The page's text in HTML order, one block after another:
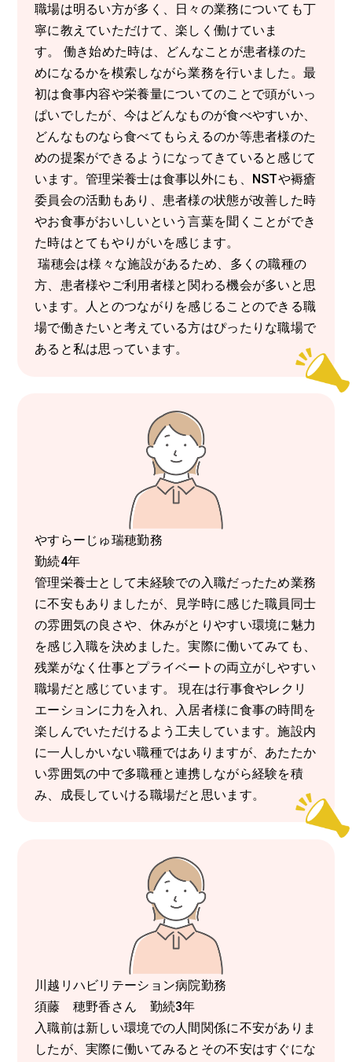
職場は明るい方が多く、日々の業務についても丁
寧に教えていただけて、楽しく働けていま
す。 働き始めた時は、どんなことが患者様のた
めになるかを模索しながら業務を行いました。最
初は食事内容や栄養量についてのことで頭がいっ
ぱいでしたが、今はどんなものが食べやすいか、
どんなものなら食べてもらえるのか等患者様のた
めの提案ができるようになってきていると感じて
います。管理栄養士は食事以外にも、NSTや褥瘡
委員会の活動もあり、患者様の状態が改善した時
やお食事がおいしいという言葉を聞くことができ
た時はとてもやりがいを感じます。
瑞穂会は様々な施設があるため、多くの職種の
方、患者様やご利用者様と関わる機会が多いと思
います。人とのつながりを感じることのできる職
場で働きたいと考えている方はぴったりな職場で
あると私は思っています。
やすらーじゅ瑞穂勤務
勤続4年
管理栄養士として未経験での入職だったため業務
に不安もありましたが、見学時に感じた職員同士
の雰囲気の良さや、休みがとりやすい環境に魅力
を感じ入職を決めました。実際に働いてみても、
残業がなく仕事とプライベートの両立がしやすい
職場だと感じています。 現在は行事食やレクリ
エーションに力を入れ、入居者様に食事の時間を
楽しんでいただけるよう工夫しています。施設内
に一人しかいない職種ではありますが、あたたか
い雰囲気の中で多職種と連携しながら経験を積
み、成長していける職場だと思います。
川越リハビリテーション病院勤務
須藤 穂野香さん 勤続3年
入職前は新しい環境での人間関係に不安がありま
したが、実際に働いてみるとその不安はすぐにな